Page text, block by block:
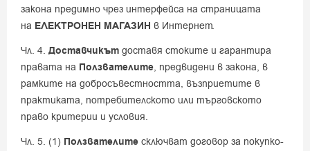
закона предимно чрез интерфейса на страницата
на ЕЛЕКТРОНЕН МАГАЗИН в Интернет.
Чл. 4. Доставчикът доставя стоките и гарантира
правата на Ползвателите, предвидени в закона, в
рамките на добросъвестността, възприетите в
практиката, потребителското или търговското
право критерии и условия.
Чл. 5. (1) Ползвателите сключват договор за покупко-